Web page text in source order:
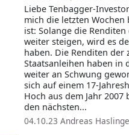
Liebe Tenbagger-
mich die letzten Wochen
ist: Solange die
weiter steigen, wird es
haben. Die Renditen der
Staatsanleihen haben in
weiter an Schwung
sich auf einem 17-
Hoch aus dem Jahr 2007
den nächsten...
04.10.23 Andreas